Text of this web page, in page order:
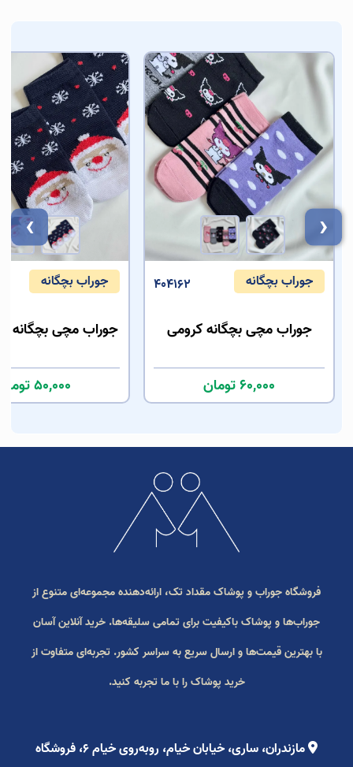
جوراب بچگانه 404162
جوراب مچی بچگانه کرومی
60,000 تومان
جوراب بچگانه
جوراب مچی بچگانه
50,000 تومان
‹
›
فروشگاه جوراب و پوشاک مقداد تک، ارائه‌دهنده مجموعه‌ای متنوع از
جوراب‌ها و پوشاک باکیفیت برای تمامی سلیقه‌ها. خرید آنلاین آسان
با بهترین قیمت‌ها و ارسال سریع به سراسر کشور. تجربه‌ای متفاوت از
خرید پوشاک را با ما تجربه کنید.
مازندران، ساری، خیابان خیام، روبه‌روی خیام ۶، فروشگاه